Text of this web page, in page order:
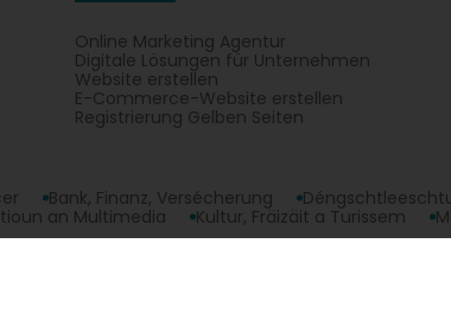
Online Marketing Agentur
Digitale Lösungen für Unternehmen
Website erstellen
E-Commerce-Website erstellen
Registrierung Gelben Seiten
Bank, Finanz, Versécherung
an Multimedia Kultur, Fräizäit a Turissem